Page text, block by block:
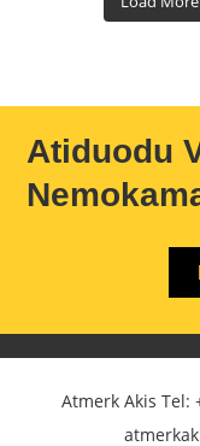
Atiduodu
Atmerk Akis Tel: